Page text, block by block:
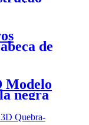
de
Modelo
negra